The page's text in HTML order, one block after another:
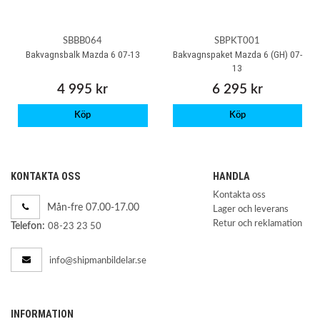
SBBB064
Bakvagnsbalk Mazda 6 07-13
4 995 kr
Köp
SBPKT001
Bakvagnspaket Mazda 6 (GH) 07-
13
6 295 kr
Köp
KONTAKTA OSS
Mån-fre 07.00-17.00
Telefon: 08-23 23 50
info@shipmanbildelar.se
HANDLA
Kontakta oss
Lager och leverans
Retur och reklamation
INFORMATION